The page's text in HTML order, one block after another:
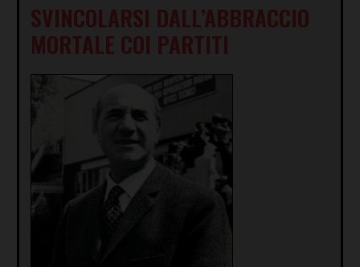
SVINCOLARSI DALL’ABBRACCIO
MORTALE COI PARTITI